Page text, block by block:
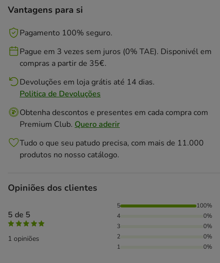
Vantagens para si
Pagamento 100% seguro.
Pague em 3 vezes sem juros (0% TAE). Disponivél em
compras a partir de 35€.
Devoluções em loja grátis até 14 dias.
Politica de Devoluções
Obtenha descontos e presentes em cada compra com
Premium Club. Quero aderir
Tudo o que seu patudo precisa, com mais de 11.000
produtos no nosso catálogo.
Opiniões dos clientes
5 de 5
1 opiniões
100% das pessoas avaliaram com 5 estrelas,
5
100%
4
0%
3
0%
2
0%
1
0%